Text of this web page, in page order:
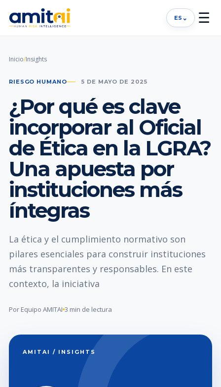
ES ⌄ ☰
Inicio/Insights
RIESGO HUMANO 5 DE MAYO DE 2025
¿Por qué es clave
incorporar al Oficial
de Ética en la LGRA?
Una apuesta por
instituciones más
íntegras
La ética y el cumplimiento normativo son
pilares esenciales para construir instituciones
más transparentes y responsables. En este
contexto, la iniciativa
Por Equipo AMITAI 3 min de lectura
AMITAI / INSIGHTS